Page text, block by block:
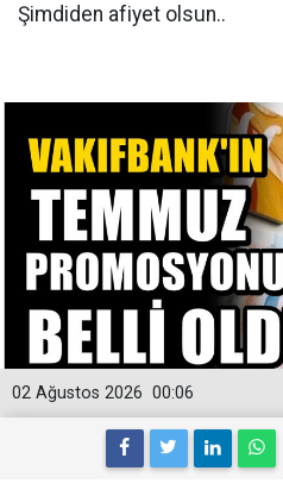
Şimdiden afiyet olsun..
00:06
02 Ağustos 2026